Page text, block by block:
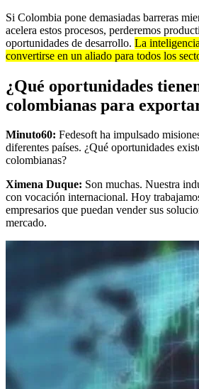
Si Colombia pone demasiadas barreras
acelera estos procesos, perderemos
oportunidades de desarrollo. La
convertirse en un aliado para todos los
¿Qué oportunidades
colombianas para
Minuto60: Fedesoft ha impulsado
diferentes países. ¿Qué oportunidades
colombianas?
Ximena Duque: Son muchas. Nuestra
con vocación internacional. Hoy
empresarios que puedan vender sus
mercado.